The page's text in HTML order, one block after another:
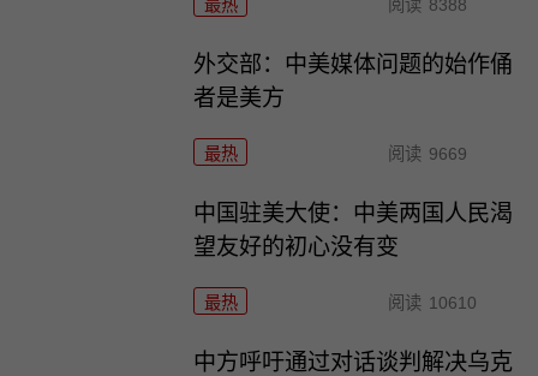
最热 阅读 8388
外交部：中美媒体问题的始作俑
者是美方
最热 阅读 9669
中国驻美大使：中美两国人民渴
望友好的初心没有变
最热 阅读 10610
中方呼吁通过对话谈判解决乌克